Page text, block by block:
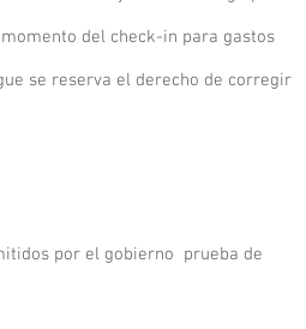
del check-in para gastos
se reserva el derecho de corregir
por el gobierno prueba de